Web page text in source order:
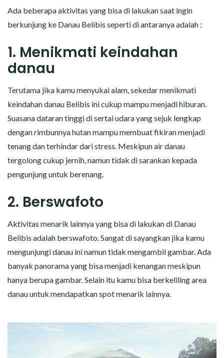
Ada beberapa aktivitas yang bisa di lakukan saat ingin
berkunjung ke Danau Belibis seperti di antaranya adalah :
1. Menikmati keindahan
danau
Terutama jika kamu menyukai alam, sekedar menikmati
keindahan danau Belibis ini cukup mampu menjadi hiburan.
Suasana dataran tinggi di sertai udara yang sejuk lengkap
dengan rimbunnya hutan mampu membuat fikiran menjadi
tenang dan terhindar dari stress. Meskipun air danau
tergolong cukup jernih, namun tidak di sarankan kepada
pengunjung untuk berenang.
2. Berswafoto
Aktivitas menarik lainnya yang bisa di lakukan di Danau
Belibis adalah berswafoto. Sangat di sayangkan jika kamu
mengunjungi danau ini namun tidak mengambil gambar. Ada
banyak panorama yang bisa menjadi kenangan meskipun
hanya berupa gambar. Selain itu kamu bisa berkeliling area
danau untuk mendapatkan spot menarik lainnya.